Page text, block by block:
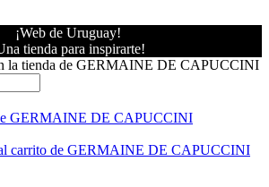
¡Web de Uruguay!
tienda para inspirarte!